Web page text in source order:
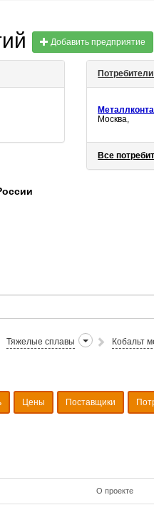
Добавить предприятие
Москва,
Все
Тяжелые сплавы Кобальт
Цены Поставщики
О проекте